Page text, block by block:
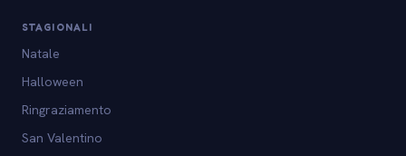
STAGIONALI
Natale
Halloween
Ringraziamento
San Valentino